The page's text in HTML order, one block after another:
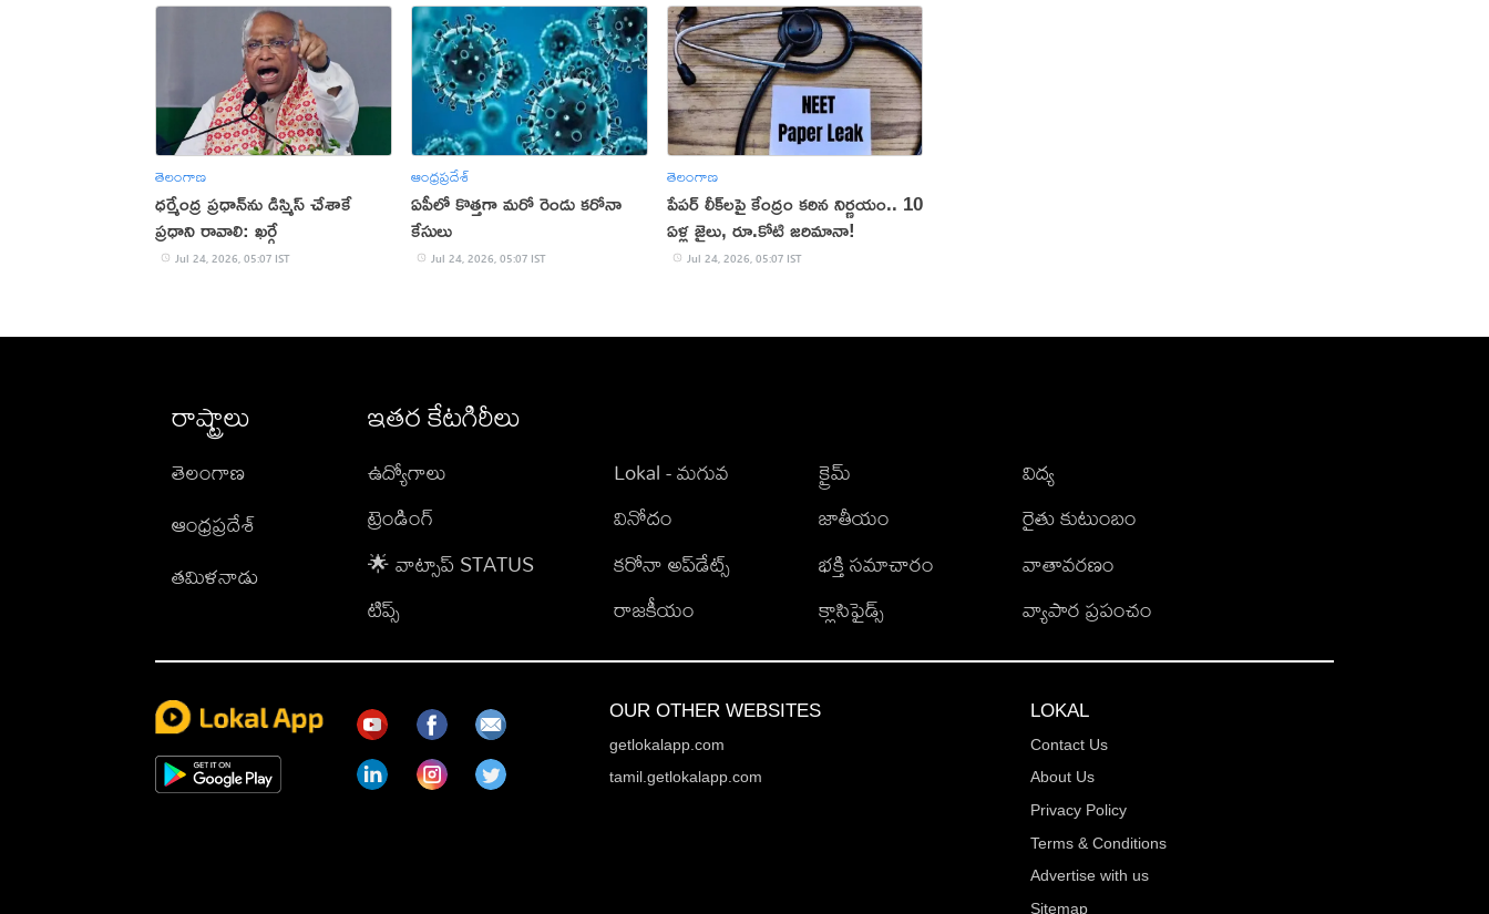
తెలంగాణ
ధర్మేంద్ర ప్రధాన్‌ను డిస్మిస్‌ చేశాకే
ప్రధాని రావాలి: ఖర్గే
Jul 24, 2026, 05:07 IST
ఆంధ్రప్రదేశ్
ఏపీలో కొత్తగా మరో రెండు కరోనా
కేసులు
Jul 24, 2026, 05:07 IST
తెలంగాణ
పేపర్‌ లీక్‌లపై కేంద్రం కఠిన నిర్ణయం.. 10
ఏళ్ల జైలు, రూ.కోటి జరిమానా!
Jul 24, 2026, 05:07 IST
రాష్ట్రాలు
తెలంగాణ
ఆంధ్రప్రదేశ్
తమిళనాడు
ఇతర కేటగిరీలు
ఉద్యోగాలు
ట్రెండింగ్
🌟 వాట్సాప్ STATUS
టిప్స్
Lokal - మగువ
వినోదం
కరోనా అప్‌డేట్స్
రాజకీయం
క్రైమ్
జాతీయం
భక్తి సమాచారం
క్లాసిఫైడ్స్
విద్య
రైతు కుటుంబం
వాతావరణం
వ్యాపార ప్రపంచం
OUR OTHER WEBSITES
getlokalapp.com
tamil.getlokalapp.com
LOKAL
Contact Us
About Us
Privacy Policy
Terms & Conditions
Advertise with us
Sitemap